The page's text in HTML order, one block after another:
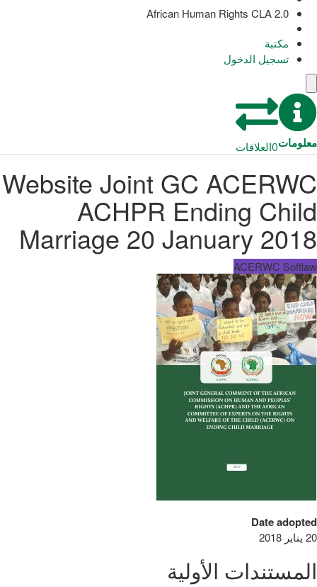
African Human Rights CLA 2.0
مكتبة
تسجيل الدخول
معلومات0العلاقات
Website Joint GC ACERWC
ACHPR Ending Child
Marriage 20 January 2018
ACERWC Softlaw
Date adopted
20 يناير 2018
المستندات الأولية